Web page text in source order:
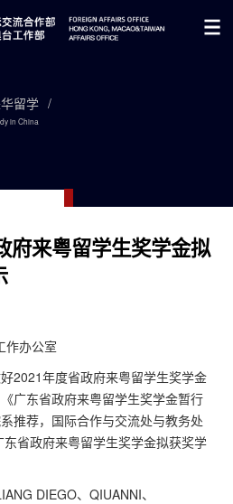
留学
in China
/
府来粤留学生奖学金拟
作办公室
2021年度省政府来粤留学生奖学金
广东省政府来粤留学生奖学金暂行
推荐，国际合作与交流处与教务处
省政府来粤留学生奖学金拟获奖学
DIEGO、QIUANNI、